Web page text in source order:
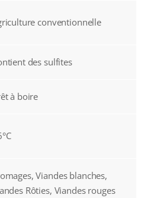
conventionnelle
des sulfites
à boire
Viandes blanches,
Rôties, Viandes rouges